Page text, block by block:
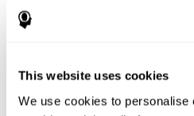
This website uses cookies
We use cookies to personalise
nos hacemos mayores, el
tiempo para responder a una